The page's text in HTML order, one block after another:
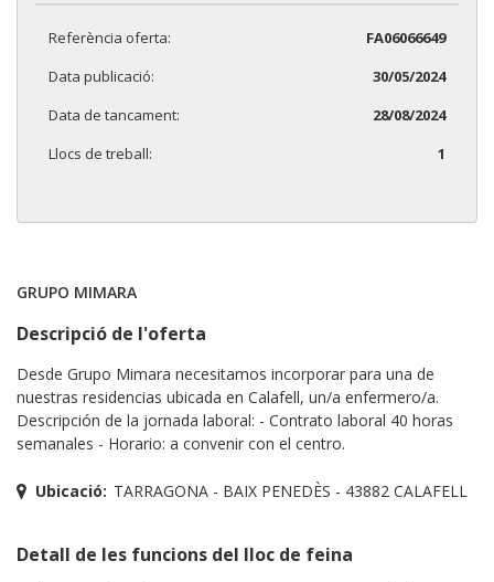
Referència oferta:
FA06066649
Data publicació:
30/05/2024
Data de tancament:
28/08/2024
Llocs de treball:
1
GRUPO MIMARA
Descripció de l'oferta
Desde Grupo Mimara necesitamos incorporar para una de
nuestras residencias ubicada en Calafell, un/a enfermero/a.
Descripción de la jornada laboral: - Contrato laboral 40 horas
semanales - Horario: a convenir con el centro.
Ubicació: TARRAGONA - BAIX PENEDÈS - 43882 CALAFELL
Detall de les funcions del lloc de feina